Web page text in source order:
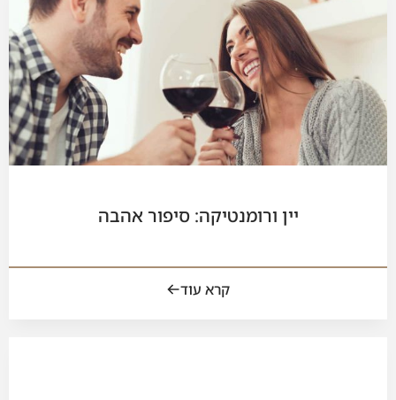
יין ורומנטיקה: סיפור אהבה
קרא עוד